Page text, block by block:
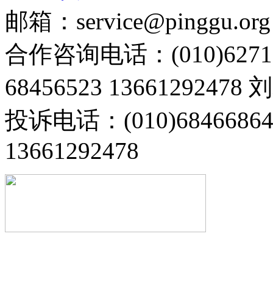
邮箱：service@pinggu.org
合作咨询电话：
68456523 13661292478
投诉电话：
13661292478